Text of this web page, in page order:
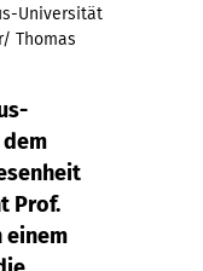
Universität
Thomas
dem
Prof.
einem